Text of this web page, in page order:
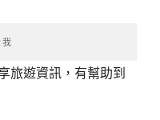
我
旅遊資訊，有幫助到